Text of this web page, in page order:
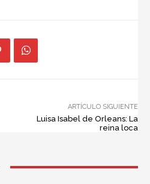
ARTÍCULO SIGUIENTE
Luisa Isabel de Orleans: La
reina loca